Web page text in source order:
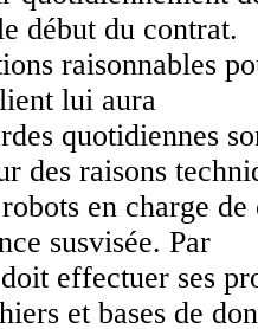
début du contrat.
raisonnables
lui aura
quotidiennes
des raisons
en charge
susvisée. Par
effectuer ses
et bases de